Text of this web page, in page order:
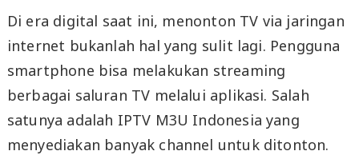
Di era digital saat ini, menonton TV via jaringan
internet bukanlah hal yang sulit lagi. Pengguna
smartphone bisa melakukan streaming
berbagai saluran TV melalui aplikasi. Salah
satunya adalah IPTV M3U Indonesia yang
menyediakan banyak channel untuk ditonton.